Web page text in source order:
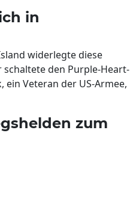
in
widerlegte diese
den Purple-Heart-
Veteran der US-Armee,
zum